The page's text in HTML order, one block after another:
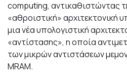
computing, αντικαθιστώντας
«αθροιστική» αρχιτεκτονική
μια νέα υπολογιστική
«αντίστασης», η οποία
των μικρών αντιστάσεων
MRAM.